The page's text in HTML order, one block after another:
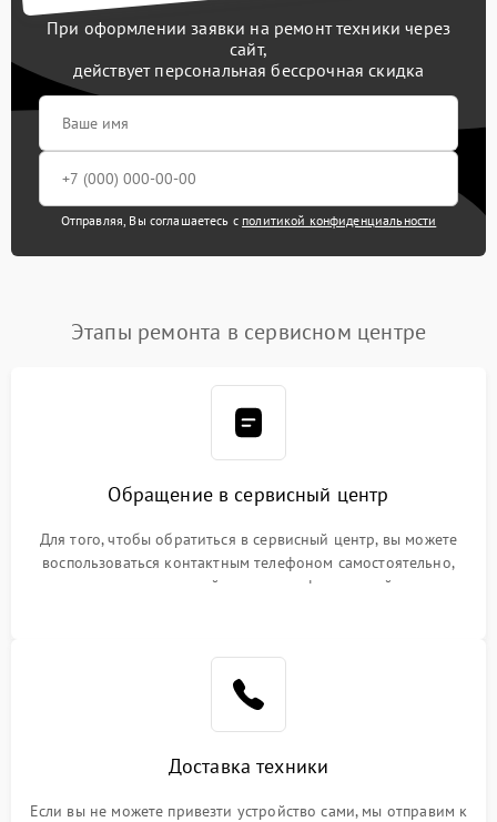
При оформлении заявки на ремонт техники через
сайт,
действует персональная бессрочная скидка
Отправляя, Вы соглашаетесь с политикой конфиденциальности
Этапы ремонта в сервисном центре
Обращение в сервисный центр
Для того, чтобы обратиться в сервисный центр, вы можете
воспользоваться контактным телефоном самостоятельно,
или оставить свой номер телефона на сайте
Доставка техники
Если вы не можете привезти устройство сами, мы отправим к